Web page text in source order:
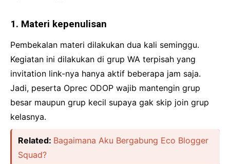
1. Materi kepenulisan
Pembekalan materi dilakukan dua kali seminggu.
Kegiatan ini dilakukan di grup WA terpisah yang
invitation link-nya hanya aktif beberapa jam saja.
Jadi, peserta Oprec ODOP wajib mantengin grup
besar maupun grup kecil supaya gak skip join grup
kelasnya.
Related: Bagaimana Aku Bergabung Eco Blogger
Squad?